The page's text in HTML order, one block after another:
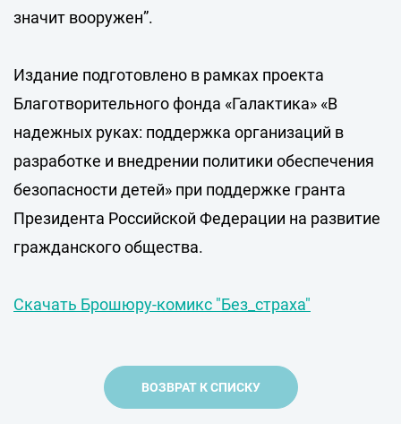
значит вооружен”.
Издание подготовлено в рамках проекта
Благотворительного фонда «Галактика» «В
надежных руках: поддержка организаций в
разработке и внедрении политики обеспечения
безопасности детей» при поддержке гранта
Президента Российской Федерации на развитие
гражданского общества.
Скачать Брошюру-комикс "Без_страха"
ВОЗВРАТ К СПИСКУ